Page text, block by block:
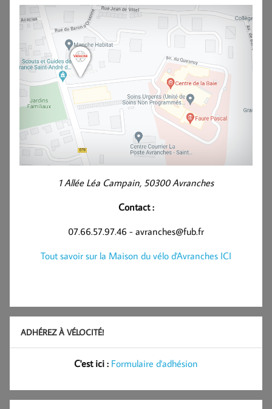
1 Allée Léa Campain, 50300 Avranches
Contact :
07.66.57.97.46 - avranches@fub.fr
Tout savoir sur la Maison du vélo d'Avranches ICI
ADHÉREZ À VÉLOCITÉ!
C'est ici : Formulaire d'adhésion